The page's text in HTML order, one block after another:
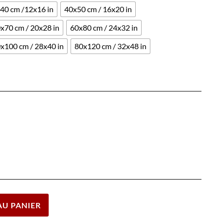
cm /12x16 in
40x50 cm / 16x20 in
cm / 20x28 in
60x80 cm / 24x32 in
cm / 28x40 in
80x120 cm / 32x48 in
PANIER